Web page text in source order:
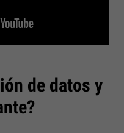
de datos y